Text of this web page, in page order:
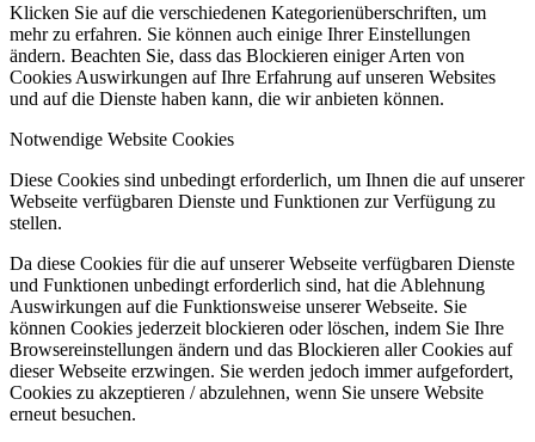
Klicken Sie auf die verschiedenen Kategorienüberschriften, um
mehr zu erfahren. Sie können auch einige Ihrer Einstellungen
ändern. Beachten Sie, dass das Blockieren einiger Arten von
Cookies Auswirkungen auf Ihre Erfahrung auf unseren Websites
und auf die Dienste haben kann, die wir anbieten können.
Notwendige Website Cookies
Diese Cookies sind unbedingt erforderlich, um Ihnen die auf unserer
Webseite verfügbaren Dienste und Funktionen zur Verfügung zu
stellen.
Da diese Cookies für die auf unserer Webseite verfügbaren Dienste
und Funktionen unbedingt erforderlich sind, hat die Ablehnung
Auswirkungen auf die Funktionsweise unserer Webseite. Sie
können Cookies jederzeit blockieren oder löschen, indem Sie Ihre
Browsereinstellungen ändern und das Blockieren aller Cookies auf
dieser Webseite erzwingen. Sie werden jedoch immer aufgefordert,
Cookies zu akzeptieren / abzulehnen, wenn Sie unsere Website
erneut besuchen.